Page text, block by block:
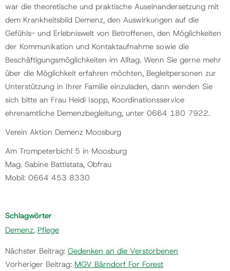
war die theoretische und praktische Auseinandersetzung mit
dem Krankheitsbild Demenz, den Auswirkungen auf die
Gefühls- und Erlebniswelt von Betroffenen, den Möglichkeiten
der Kommunikation und Kontaktaufnahme sowie die
Beschäftigungsmöglichkeiten im Alltag. Wenn Sie gerne mehr
über die Möglichkeit erfahren möchten, Begleitpersonen zur
Unterstützung in Ihrer Familie einzuladen, dann wenden Sie
sich bitte an Frau Heidi Isopp, Koordinationsservice
ehrenamtliche Demenzbegleitung, unter 0664 180 7922.
Verein Aktion Demenz Moosburg
Am Trompeterbichl 5 in Moosburg
Mag. Sabine Battistata, Obfrau
Mobil: 0664 453 8330
Schlagwörter
Demenz, Pflege
Nächster Beitrag: Gedenken an die Verstorbenen
Vorheriger Beitrag: MGV Bärndorf For Forest